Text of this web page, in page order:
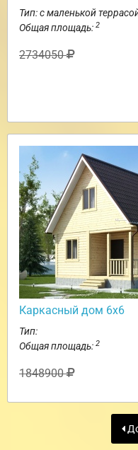
Тип: с маленькой
Общая площадь: 2
2734050
Каркасный дом 6х6
Тип:
Общая площадь: 2
1848900